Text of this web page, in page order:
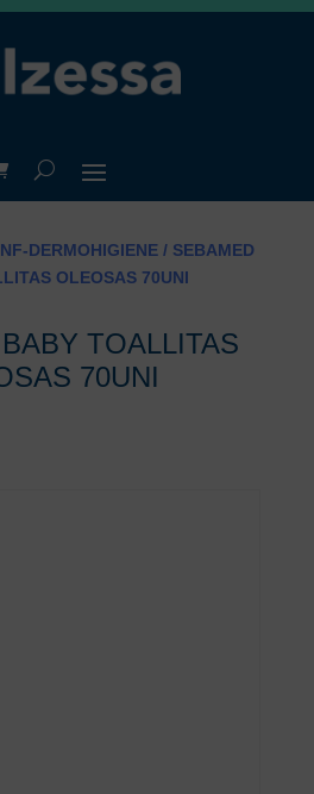
DERMOHIGIENE / SEBAMED
OLEOSAS 70UNI
TOALLITAS
70UNI